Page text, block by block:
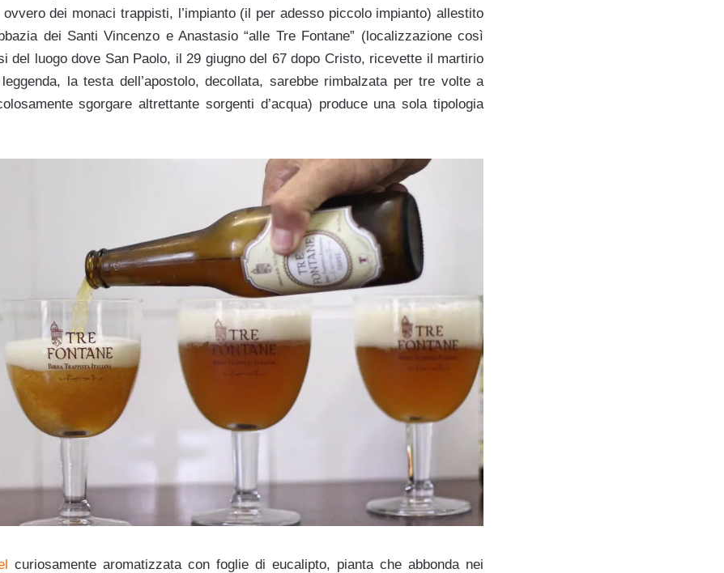
dei monaci trappisti, l’impianto (il per adesso piccolo impianto) allestito
dei Santi Vincenzo e Anastasio “alle Tre Fontane” (localizzazione così
del luogo dove San Paolo, il 29 giugno del 67 dopo Cristo, ricevette il martirio
la testa dell’apostolo, decollata, sarebbe rimbalzata per tre volte a
sgorgare altrettante sorgenti d’acqua) produce una sola tipologia
curiosamente aromatizzata con foglie di eucalipto, pianta che abbonda nei